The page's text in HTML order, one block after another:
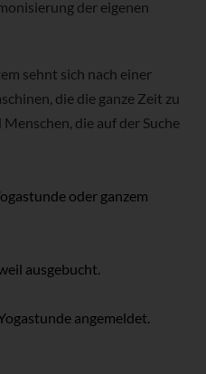
der eigenen
sehnt sich nach einer
die die ganze Zeit zu
die auf der Suche
oder ganzem
ausgebucht.
angemeldet.